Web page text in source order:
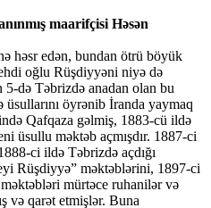
maarifçisi Həsən
həsr edən, bundan ötrü böyük
oğlu Rüşdiyyəni niyə də
5-də Təbrizdə anadan olan bu
öyrənib İranda yaymaq
Qafqaza gəlmiş, 1883-cü ildə
üsullu məktəb açmışdır. 1887-ci
ci ildə Təbrizdə açdığı
Rüşdiyyə” məktəblərini, 1897-ci
mürtəce ruhanilər və
və qarət etmişlər. Buna